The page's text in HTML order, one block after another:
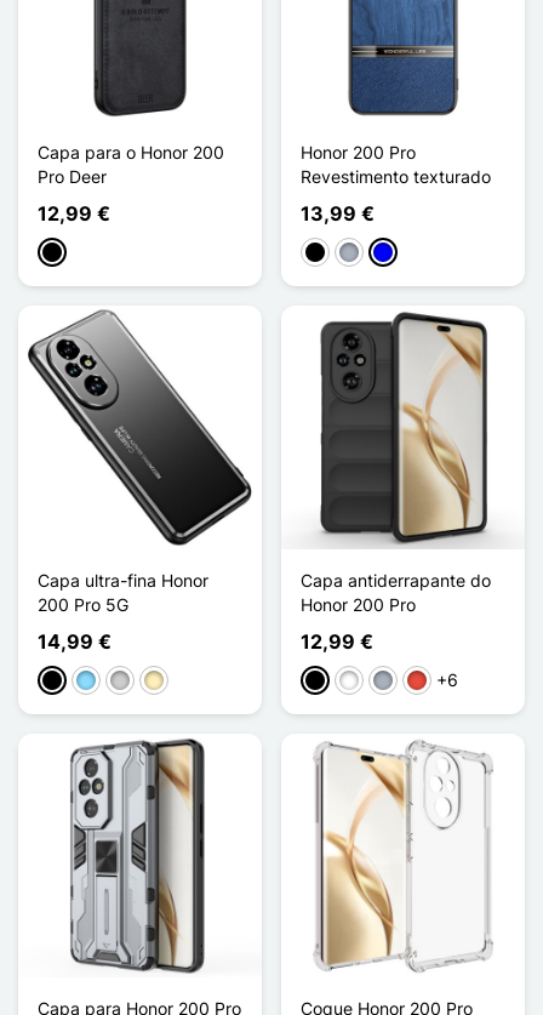
Capa para o Honor 200
Pro Deer
12,99 €
Preto
Honor 200 Pro
Revestimento texturado
13,99 €
PretoCinzento
Azul
Capa ultra-fina Honor
200 Pro 5G
14,99 €
PretoAzul Claro
PrataOuro
Capa antiderrapante do
Honor 200 Pro
12,99 €
PretoBrancoCinzento
Vermelho
+6
Capa para Honor 200 Pro Coque Honor 200 Pro